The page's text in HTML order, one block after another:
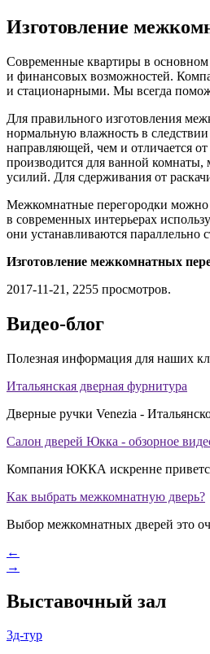
Изготовление
Современные квартиры в основном
и финансовых возможностей.
и стационарными. Мы всегда
Для правильного изготовления
нормальную влажность в
направляющей, чем и отличается
производится для ванной комнаты,
усилий. Для сдерживания от
Межкомнатные перегородки можно
в современных интерьерах
они устанавливаются параллельно
Изготовление межкомнатных
2017-11-21, 2255 просмотров.
Видео-блог
Полезная информация для наших
Итальянская дверная фурнитура
Дверные ручки Venezia -
Салон дверей Юкка - обзорное
Компания ЮККА искренне
Как выбрать межкомнатную дверь?
Выбор межкомнатных дверей это
←
→
Выставочный зал
3д-тур